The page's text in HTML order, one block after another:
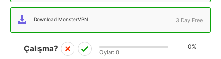
Download MonsterVPN 3 Day Free
Çalışma? 0%
Oylar: 0